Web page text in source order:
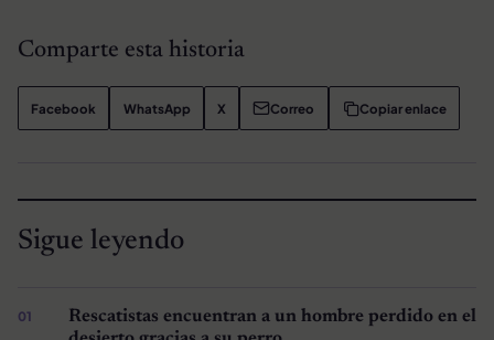
Comparte esta historia
Facebook WhatsApp X Correo Copiar enlace
Sigue leyendo
Rescatistas encuentran a un hombre perdido en el